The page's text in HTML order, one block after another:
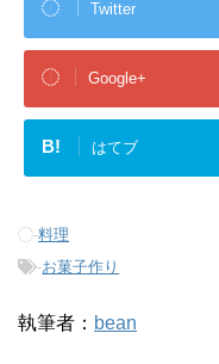
Twitter
Google+
B! はてブ
-料理
-お菓子作り
執筆者： bean